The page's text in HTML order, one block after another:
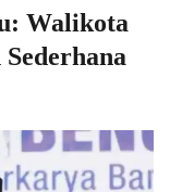
Walikota